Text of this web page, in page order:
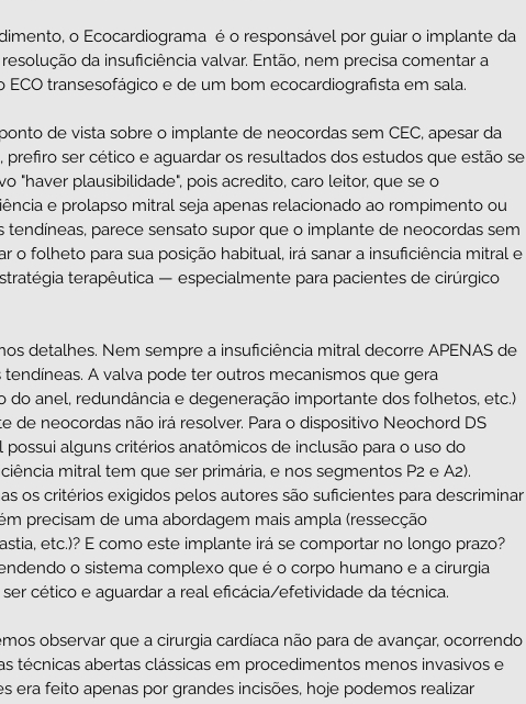
o Ecocardiograma  é o responsável por guiar o implante da
da insuficiência valvar. Então, nem precisa comentar a
ECO transesofágico e de um bom ecocardiografista em sala.
de vista sobre o implante de neocordas sem CEC, apesar da
prefiro ser cético e aguardar os resultados dos estudos que estão se
"haver plausibilidade", pois acredito, caro leitor, que se o
e prolapso mitral seja apenas relacionado ao rompimento ou
tendíneas, parece sensato supor que o implante de neocordas sem
o folheto para sua posição habitual, irá sanar a insuficiência mitral e
terapêutica — especialmente para pacientes de cirúrgico
detalhes. Nem sempre a insuficiência mitral decorre APENAS de
tendíneas. A valva pode ter outros mecanismos que gera
do anel, redundância e degeneração importante dos folhetos, etc.)
de neocordas não irá resolver. Para o dispositivo Neochord DS
possui alguns critérios anatômicos de inclusão para o uso do
mitral tem que ser primária, e nos segmentos P2 e A2).
os critérios exigidos pelos autores são suficientes para descriminar
precisam de uma abordagem mais ampla (ressecção
etc.)? E como este implante irá se comportar no longo prazo?
o sistema complexo que é o corpo humano e a cirurgia
cético e aguardar a real eficácia/efetividade da técnica.
observar que a cirurgia cardíaca não para de avançar, ocorrendo
técnicas abertas clássicas em procedimentos menos invasivos e
era feito apenas por grandes incisões, hoje podemos realizar